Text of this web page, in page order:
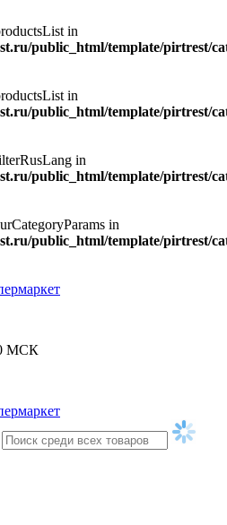
in
public_html/template/pirtrest/
in
public_html/template/pirtrest/
in
public_html/template/pirtrest/
in
public_html/template/pirtrest/
МСК